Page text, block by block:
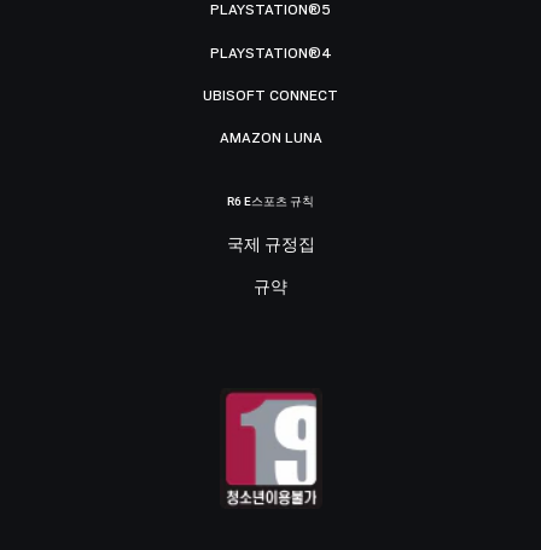
PLAYSTATION®5
PLAYSTATION®4
UBISOFT CONNECT
AMAZON LUNA
R6 E스포츠 규칙
국제 규정집
규약